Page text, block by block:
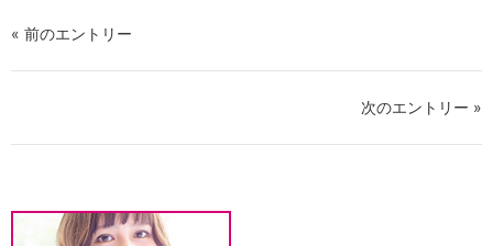
« 前のエントリー
次のエントリー »